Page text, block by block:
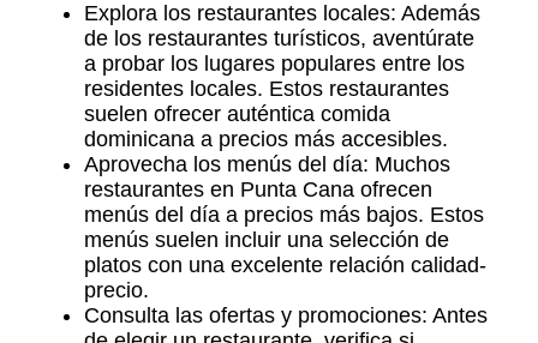
Explora los restaurantes locales: Además
de los restaurantes turísticos, aventúrate
a probar los lugares populares entre los
residentes locales. Estos restaurantes
suelen ofrecer auténtica comida
dominicana a precios más accesibles.
Aprovecha los menús del día: Muchos
restaurantes en Punta Cana ofrecen
menús del día a precios más bajos. Estos
menús suelen incluir una selección de
platos con una excelente relación calidad-
precio.
Consulta las ofertas y promociones: Antes